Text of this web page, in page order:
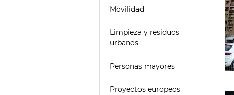
Movilidad
Limpieza y residuos
urbanos
Personas mayores
Proyectos europeos